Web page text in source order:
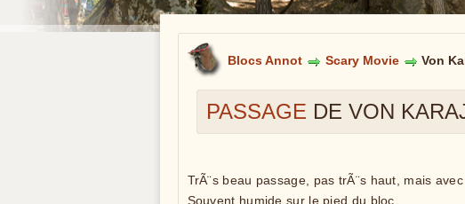
Blocs Annot Scary Movie Von
PASSAGE DE VON
TrÃ¨s beau passage, pas trÃ¨s haut, mais
Souvent humide sur le pied du bloc.